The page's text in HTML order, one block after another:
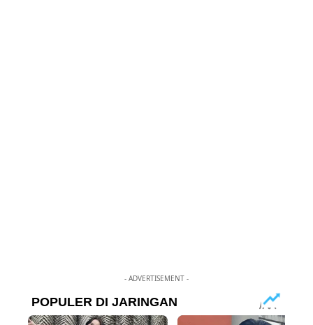
- ADVERTISEMENT -